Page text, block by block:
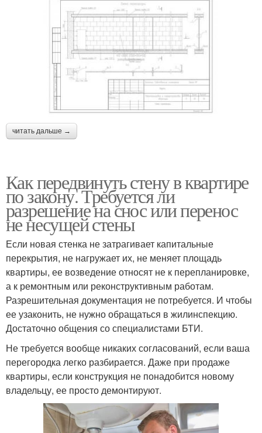
читать дальше →
Как передвинуть стену в квартире
по закону. Требуется ли
разрешение на снос или перенос
не несущей стены
Если новая стенка не затрагивает капитальные
перекрытия, не нагружает их, не меняет площадь
квартиры, ее возведение относят не к перепланировке,
а к ремонтным или реконструктивным работам.
Разрешительная документация не потребуется. И чтобы
ее узаконить, не нужно обращаться в жилинспекцию.
Достаточно общения со специалистами БТИ.
Не требуется вообще никаких согласований, если ваша
перегородка легко разбирается. Даже при продаже
квартиры, если конструкция не понадобится новому
владельцу, ее просто демонтируют.